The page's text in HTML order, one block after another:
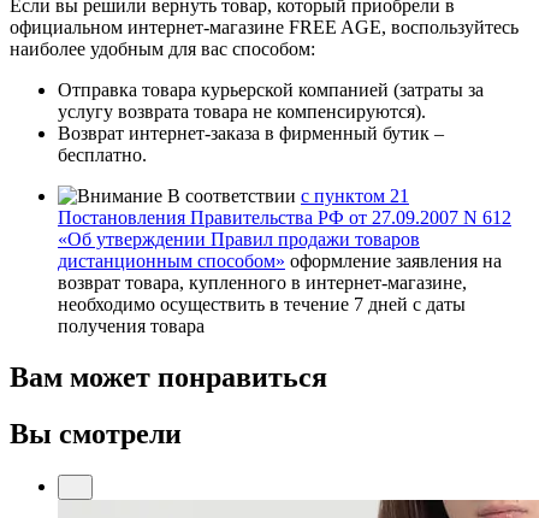
Если вы решили вернуть товар, который приобрели в
официальном интернет-магазине FREE AGE, воспользуйтесь
наиболее удобным для вас способом:
Отправка товара курьерской компанией (затраты за
услугу возврата товара не компенсируются).
Возврат интернет-заказа в фирменный бутик –
бесплатно.
В соответствии с пунктом 21
Постановления Правительства РФ от 27.09.2007 N 612
«Об утверждении Правил продажи товаров
дистанционным способом» оформление заявления на
возврат товара, купленного в интернет-магазине,
необходимо осуществить в течение 7 дней с даты
получения товара
Вам может понравиться
Вы смотрели